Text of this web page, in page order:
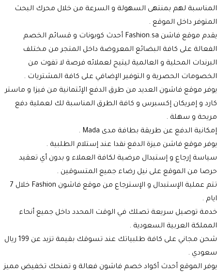
المناسبة لهم بمنتهى السهولة و السرعة من خلال محرك البحث
المتوفر داخل الموقع .
يقدم موقع فاشن Fashion.sa أحدث كوبونات و قسائم الخصم
الفعالة على كافة البضائع المعروضة داخل المتجر من مختلف
البرندات المحلية و العالمية ليتيح لعملائه فرصة لا تفوت من
الخصومات الحصرية و التوفير الإضافي على كافة المشتريات .
يوفر موقع فاشون العديد من طرق الدفع الإئتمانية من فيزا و ماستر
كارد و إمريكان إكسبرس و كافة الطرق المناسبة لك لعملية دفع
مريحة و سهلة .
إمكانية الدفع عن طريقة بطافة مدى Mada .
يوفر موقع فاشن ميزة الدفع نقدا عند إستلام الطلبية .
سياسة إرجاع و إستبدال مرضية لكافة العملاء و بدون أي تعقيد
حرصا من الموقع على نيل رضاء جميع المتسوقين .
تتم عملية الإستبدال و الإسترجاع من موقع فاشون Fashion خلال 7
ايام .
خدمة توصيل سريعة تصلك في الوقت المحدد داخل جميع أنحاء
المملكة العربية السعودية .
شحن مجاني على كافة طلبياتك عند تسوقك بقيمة تزيد عن 199 ريال
سعودي .
يوفر الموقع أحدث أكواد خصم فاشون فعالة و تمنحك تخفيض مميز